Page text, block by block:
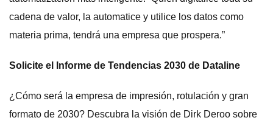
cadena de valor, la automatice y utilice los datos como
materia prima, tendrá una empresa que prospera.”
Solicite el Informe de Tendencias 2030 de Dataline
¿Cómo será la empresa de impresión, rotulación y gran
formato de 2030? Descubra la visión de Dirk Deroo sobre